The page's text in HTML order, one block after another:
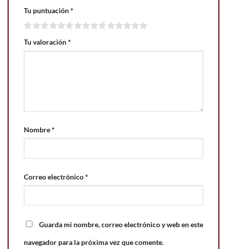
Tu puntuación*
Tu valoración*
Nombre*
Correo electrónico*
Guarda mi nombre, correo electrónico y web en este
navegador para la próxima vez que comente.